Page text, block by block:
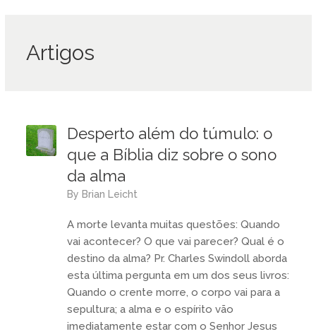
Artigos
Desperto além do túmulo: o
que a Bíblia diz sobre o sono
da alma
by Brian Leicht
A morte levanta muitas questões: Quando
vai acontecer? O que vai parecer? Qual é o
destino da alma? Pr. Charles Swindoll aborda
esta última pergunta em um dos seus livros:
Quando o crente morre, o corpo vai para a
sepultura; a alma e o espírito vão
imediatamente estar com o Senhor Jesus